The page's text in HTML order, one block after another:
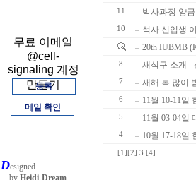
무료 이메일
@cell-
signaling 계정
만들기
등록
메일 확인
Designed
by Heidi-Dream
11 박사과정 양
10
석사 신입생
20th IUBMB
8 새식구 소개 -
7 새해 복 많이
6 11월 10-11일
5 11월 03-04일
4 10월 17-18일
[1] [2] 3 [4]